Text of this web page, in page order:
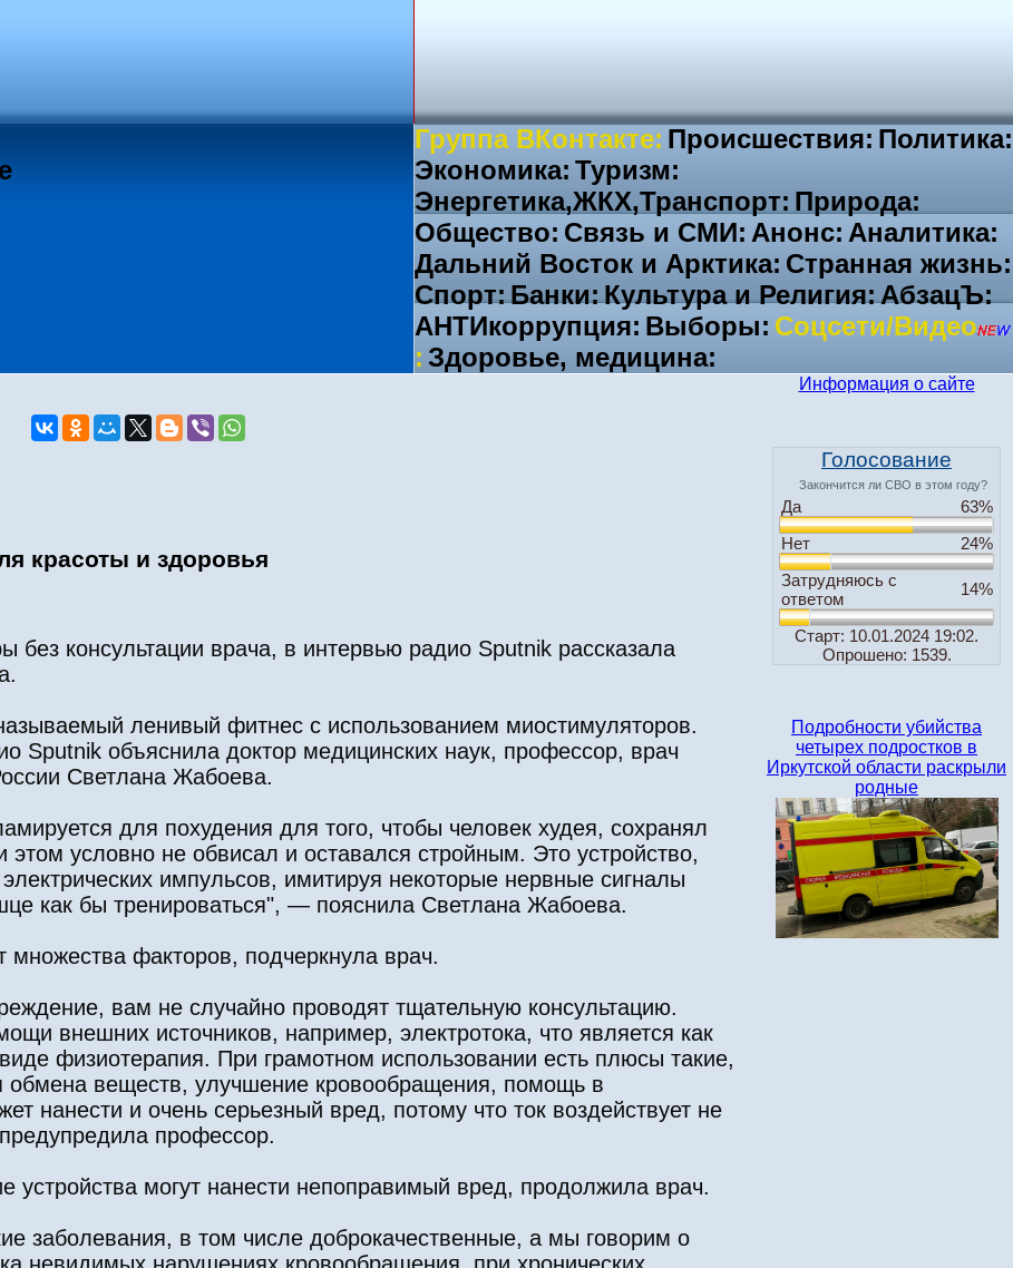
Группа ВКонтакте: Происшествия: Политика:
Экономика: Туризм:
Энергетика,ЖКХ,Транспорт: Природа:
Общество: Связь и СМИ: Анонс: Аналитика:
Дальний Восток и Арктика: Странная жизнь:
Спорт:Банки:Культура и Религия:АбзацЪ:
АНТИкоррупция: Выборы: Соцсети/Видео
: Здоровье, медицина:
красоты и здоровья
без консультации врача, в интервью радио Sputnik рассказала
ленивый фитнес с использованием миостимуляторов.
Sputnik объяснила доктор медицинских наук, профессор, врач
Светлана Жабоева.
для похудения для того, чтобы человек худея, сохранял
условно не обвисал и оставался стройным. Это устройство,
импульсов, имитируя некоторые нервные сигналы
как бы тренироваться", — пояснила Светлана Жабоева.
множества факторов, подчеркнула врач.
вам не случайно проводят тщательную консультацию.
внешних источников, например, электротока, что является как
физиотерапия. При грамотном использовании есть плюсы такие,
обмена веществ, улучшение кровообращения, помощь в
нанести и очень серьезный вред, потому что ток воздействует не
профессор.
устройства могут нанести непоправимый вред, продолжила врач.
заболевания, в том числе доброкачественные, а мы говорим о
Информация о сайте
Голосование
Закончится ли СВО в этом году?
Да
63%
Нет
24%
Затрудняюсь с
ответом
14%
Старт: 10.01.2024 19:02.
Опрошено: 1539.
Подробности убийства
четырех подростков в
Иркутской области раскрыли
родные